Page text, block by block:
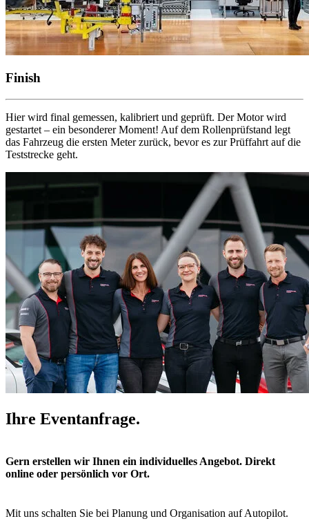
Finish
Hier wird final gemessen, kalibriert und geprüft. Der Motor wird
gestartet – ein besonderer Moment! Auf dem Rollenprüfstand legt
das Fahrzeug die ersten Meter zurück, bevor es zur Prüffahrt auf die
Teststrecke geht.
Ihre Eventanfrage.
Gern erstellen wir Ihnen ein individuelles Angebot. Direkt
online oder persönlich vor Ort.
Mit uns schalten Sie bei Planung und Organisation auf Autopilot.